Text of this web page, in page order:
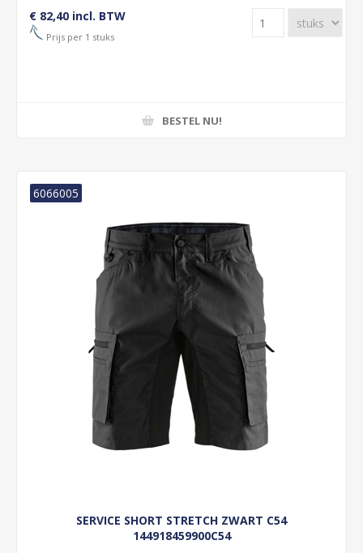
€ 82,40 incl. BTW
Prijs per 1 stuks
BESTEL NU!
SERVICE SHORT STRETCH ZWART C54
144918459900C54
6066005